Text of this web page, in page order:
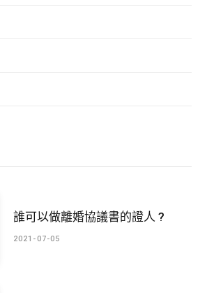
誰可以做離婚協議書的證人 ?
2021-07-05